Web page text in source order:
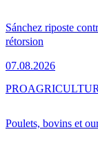
Sánchez riposte
rétorsion
07.08.2026
Poulets, bovins et
PRO